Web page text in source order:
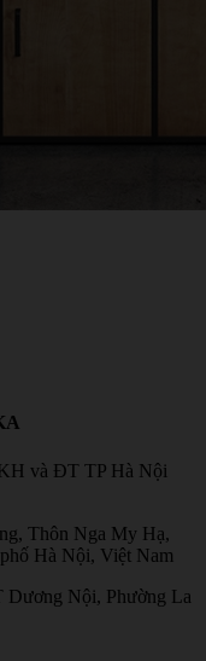
và ĐT TP Hà Nội
Thôn Nga My Hạ,
Hà Nội, Việt Nam
Nội, Phường La